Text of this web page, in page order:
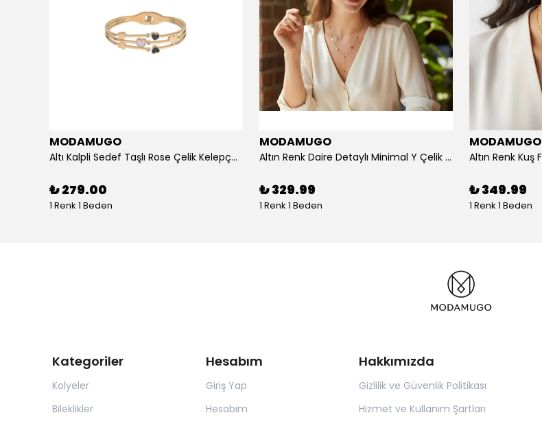
MODAMUGO
Altı Kalpli Sedef Taşlı Rose Çelik Kelepçe Bileklik
₺ 279.00
1 Renk 1 Beden
MODAMUGO
Altın Renk Daire Detaylı Minimal Y Çelik Kolye
₺ 329.99
1 Renk 1 Beden
MODAMUGO
₺ 349.99
1 Renk 1 Beden
Kategoriler
Kolyeler
Bileklikler
Hesabım
Giriş Yap
Hesabım
Hakkımızda
Gizlilik ve Güvenlik Politikası
Hizmet ve Kullanım Şartları